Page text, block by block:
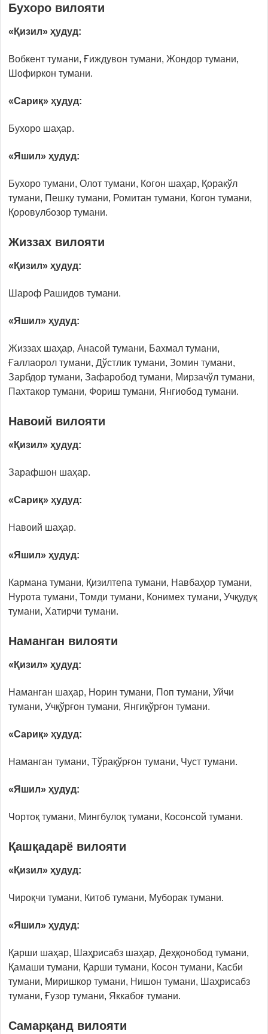
Бухоро вилояти
«Қизил» ҳудуд:
Вобкент тумани, Ғиждувон тумани, Жондор тумани,
Шофиркон тумани.
«Сариқ» ҳудуд:
Бухоро шаҳар.
«Яшил» ҳудуд:
Бухоро тумани, Олот тумани, Когон шаҳар, Қоракўл
тумани, Пешку тумани, Ромитан тумани, Когон тумани,
Қоровулбозор тумани.
Жиззах вилояти
«Қизил» ҳудуд:
Шароф Рашидов тумани.
«Яшил» ҳудуд:
Жиззах шаҳар, Анасой тумани, Бахмал тумани,
Ғаллаорол тумани, Дўстлик тумани, Зомин тумани,
Зарбдор тумани, Зафаробод тумани, Мирзачўл тумани,
Пахтакор тумани, Фориш тумани, Янгиобод тумани.
Навоий вилояти
«Қизил» ҳудуд:
Заpафшон шаҳар.
«Сариқ» ҳудуд:
Навоий шаҳар.
«Яшил» ҳудуд:
Кармана тумани, Қизилтепа тумани, Навбаҳор тумани,
Нурота тумани, Томди тумани, Конимех тумани, Учқудуқ
тумани, Хатирчи тумани.
Наманган вилояти
«Қизил» ҳудуд:
Наманган шаҳар, Норин тумани, Поп тумани, Уйчи
тумани, Учқўрғон тумани, Янгиқўрғон тумани.
«Сариқ» ҳудуд:
Наманган тумани, Тўрақўрғон тумани, Чуст тумани.
«Яшил» ҳудуд:
Чоpтоқ тумани, Мингбулоқ тумани, Косонсой тумани.
Қашқадарё вилояти
«Қизил» ҳудуд:
Чироқчи тумани, Китоб тумани, Мубоpак тумани.
«Яшил» ҳудуд:
Қарши шаҳар, Шаҳрисабз шаҳар, Деҳқонобод тумани,
Қамаши тумани, Қарши тумани, Косон тумани, Касби
тумани, Миришкор тумани, Нишон тумани, Шаҳрисабз
тумани, Ғузор тумани, Яккабоғ тумани.
Самарқанд вилояти